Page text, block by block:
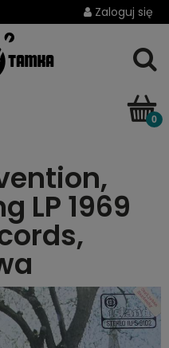
Zaloguj się
LP 1969